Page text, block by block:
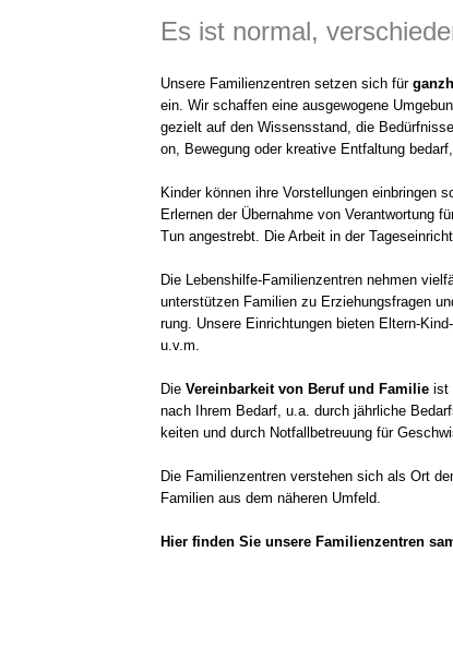
Es ist normal,
Unse­re Fami­li­en­zen­tren set­zen sich für
ein. Wir schaf­fen eine aus­ge­wo­ge­ne
gezielt auf den Wis­sens­stand, die
on, Bewe­gung oder krea­ti­ve Ent­fal­tung
Kin­der kön­nen ihre Vor­stel­lun­gen ein­brin­gen
Erler­nen der Über­nah­me von Ver­ant­wor­tung
Tun ange­strebt. Die Arbeit in der
Die Lebenshilfe-Familienzentren neh­men
unter­stüt­zen Fami­li­en zu Erzie­hungs­fra­gen
rung. Unse­re Ein­rich­tun­gen bie­ten Eltern-
u.v.m.
Die Ver­ein­bar­keit von Beruf und Fami­lie ist
nach Ihrem Bedarf, u.a. durch jähr­li­che
kei­ten und durch Not­fall­be­treu­ung für
Die Fami­li­en­zen­tren ver­ste­hen sich als Ort
Fami­li­en aus dem nähe­ren Umfeld.
Hier fin­den Sie unse­re Fami­li­en­zen­tren